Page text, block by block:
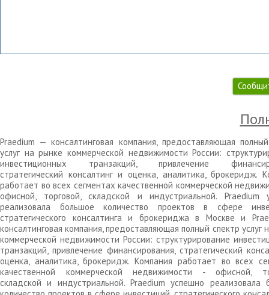
Praedium — консалтинговая компания, предоставляющая
услуг на рынке коммерческой недвижимости России:
инвестиционных транзакций, привлечение
стратегический консалтинг и оценка, аналитика, брокеридж.
работает во всех сегментах качественной коммерческой
офисной, торговой, складской и индустриальной. Praedium
реализовала большое количество проектов в сфере
стратегического консалтинга и брокериджа в Москве и
консалтинговая компания, предоставляющая полный спектр услуг
коммерческой недвижимости России: структурирование
транзакций, привлечение финансирования, стратегический
оценка, аналитика, брокеридж. Компания работает во всех
качественной коммерческой недвижимости - офисной,
складской и индустриальной. Praedium успешно реализовала